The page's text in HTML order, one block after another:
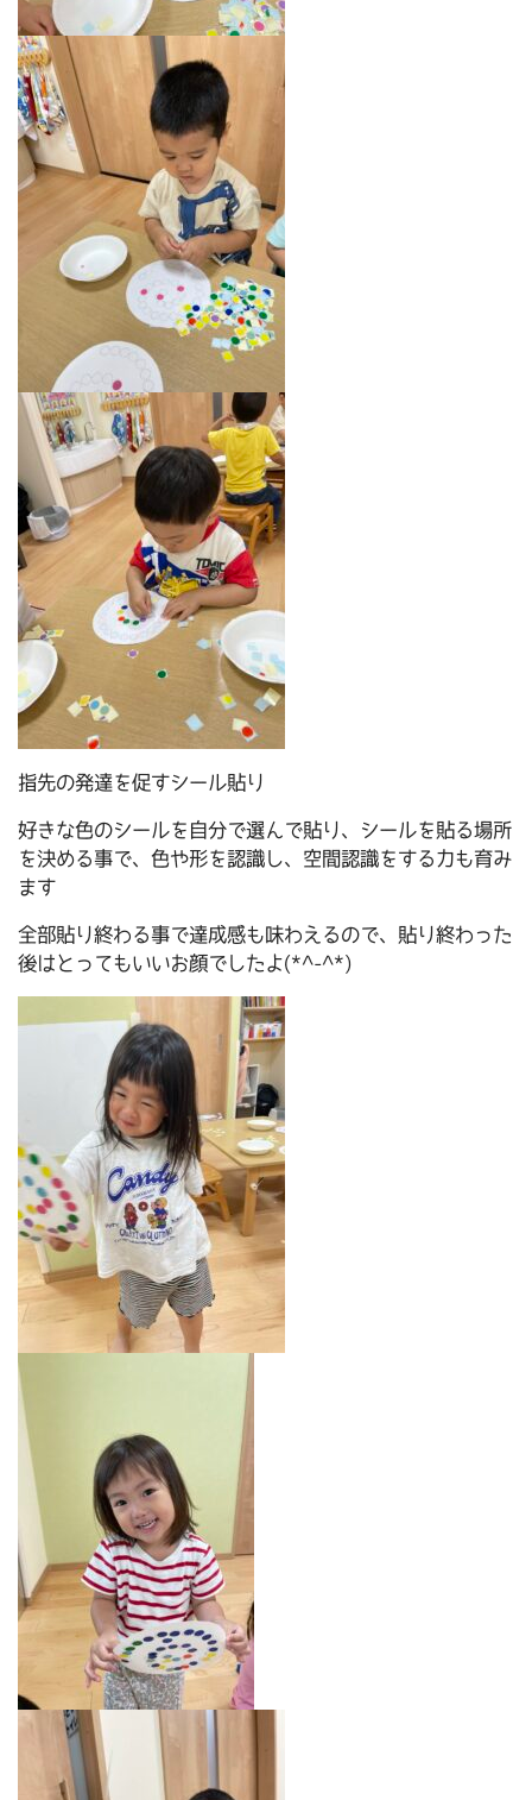
指先の発達を促すシール貼り
好きな色のシールを自分で選んで貼り、シールを貼る場所
を決める事で、色や形を認識し、空間認識をする力も育み
ます
全部貼り終わる事で達成感も味わえるので、貼り終わった
後はとってもいいお顔でしたよ(*^-^*)